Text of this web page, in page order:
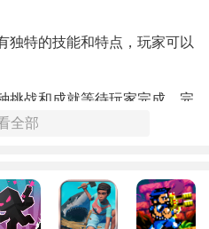
独特的技能和特点，玩家可以
挑战和成就等待玩家完成，完
励。
全部